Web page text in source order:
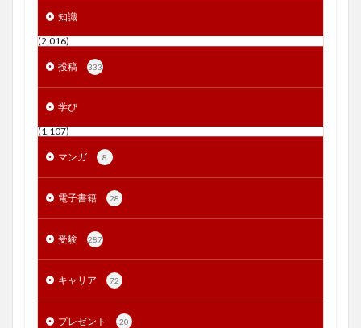
知識
(2,016)
投稿 333
学び
(1,107)
マンガ 8
電子書籍 28
受験 287
キャリア 72
プレゼント 20